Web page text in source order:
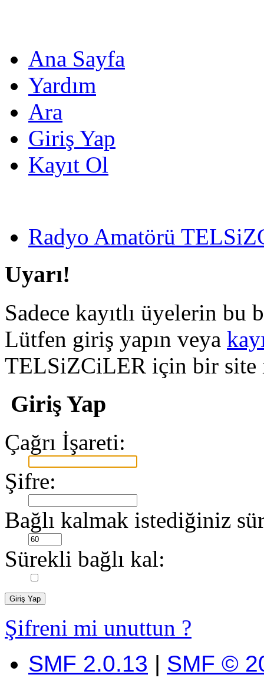
Ana Sayfa
Yardım
Ara
Giriş Yap
Kayıt Ol
Radyo Amatörü
Uyarı!
Sadece kayıtlı üyelerin bu
Lütfen giriş yapın veya
TELSiZCiLER için bir
Giriş Yap
Çağrı İşareti:
Şifre:
Bağlı kalmak istediğiniz
Sürekli bağlı kal:
Şifreni mi unuttun ?
SMF 2.0.13 | SMF ©